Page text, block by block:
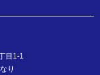
目1-1
り